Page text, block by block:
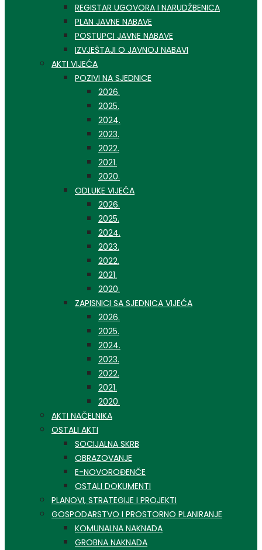
REGISTAR UGOVORA I NARUDŽBENICA
PLAN JAVNE NABAVE
POSTUPCI JAVNE NABAVE
IZVJEŠTAJI O JAVNOJ NABAVI
AKTI VIJEĆA
POZIVI NA SJEDNICE
2026.
2025.
2024.
2023.
2022.
2021.
2020.
ODLUKE VIJEĆA
2026.
2025.
2024.
2023.
2022.
2021.
2020.
ZAPISNICI SA SJEDNICA VIJEĆA
2026.
2025.
2024.
2023.
2022.
2021.
2020.
AKTI NAČELNIKA
OSTALI AKTI
SOCIJALNA SKRB
OBRAZOVANJE
E-NOVOROĐENČE
OSTALI DOKUMENTI
PLANOVI, STRATEGIJE I PROJEKTI
GOSPODARSTVO I PROSTORNO PLANIRANJE
KOMUNALNA NAKNADA
GROBNA NAKNADA